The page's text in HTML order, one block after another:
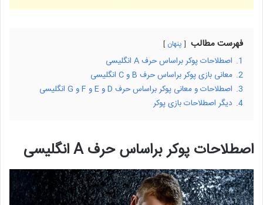
فهرست مطالب پنهان
1. اصطلاحات پوکر براساس حرف A انگلیسی
2. معانی بازی پوکر براساس حرف B و C انگلیسی
3. اصطلاحات و معانی پوکر براساس حرف D و E و F و G انگلیسی
4. دیگر اصطلاحات بازی پوکر
اصطلاحات پوکر براساس حرف A انگلیسی